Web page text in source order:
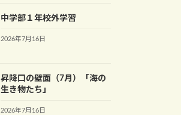
中学部１年校外学習
2026年7月16日
昇降口の壁面（7月）「海の
生き物たち」
2026年7月16日